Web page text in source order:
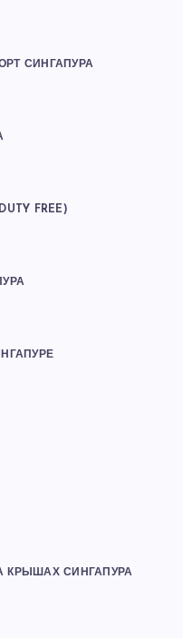
СИНГАПУРА
FREE)
КРЫШАХ СИНГАПУРА